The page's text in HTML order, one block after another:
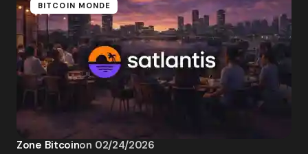
BITCOIN MONDE
Zone Bitcoinon 02/24/2026